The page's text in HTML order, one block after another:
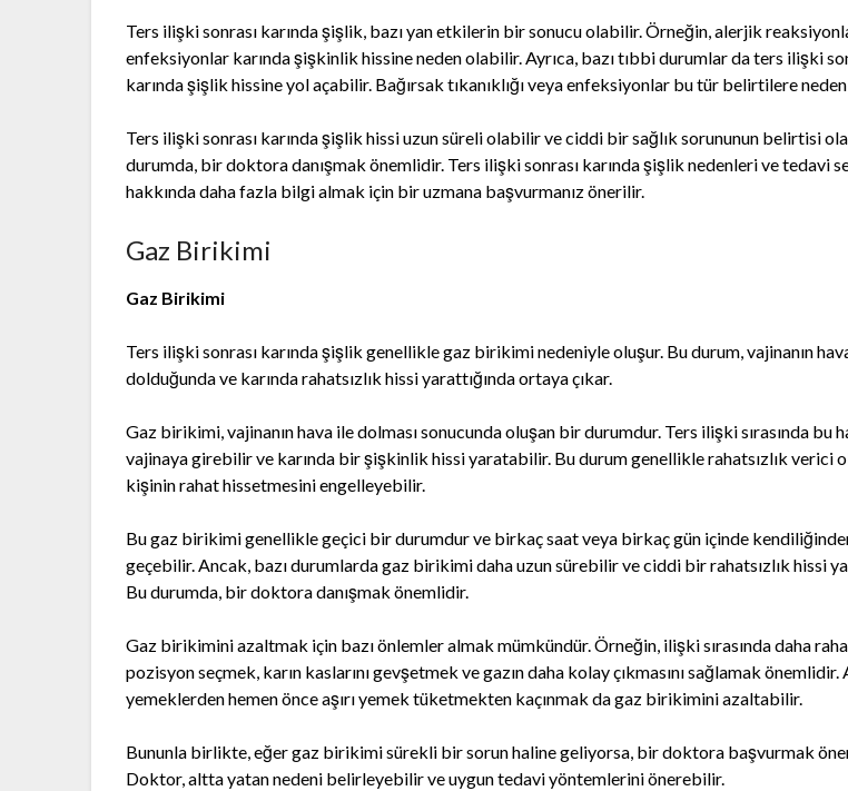
Ters ilişki sonrası karında şişlik, bazı yan etkilerin bir sonucu olabilir. Örneğin, alerjik
enfeksiyonlar karında şişkinlik hissine neden olabilir. Ayrıca, bazı tıbbi durumlar da ters ilişki
karında şişlik hissine yol açabilir. Bağırsak tıkanıklığı veya enfeksiyonlar bu tür belirtilere
Ters ilişki sonrası karında şişlik hissi uzun süreli olabilir ve ciddi bir sağlık sorununun belirtisi
durumda, bir doktora danışmak önemlidir. Ters ilişki sonrası karında şişlik nedenleri ve tedavi
hakkında daha fazla bilgi almak için bir uzmana başvurmanız önerilir.
Gaz Birikimi
Gaz Birikimi
Ters ilişki sonrası karında şişlik genellikle gaz birikimi nedeniyle oluşur. Bu durum, vajinanın
dolduğunda ve karında rahatsızlık hissi yarattığında ortaya çıkar.
Gaz birikimi, vajinanın hava ile dolması sonucunda oluşan bir durumdur. Ters ilişki sırasında bu
vajinaya girebilir ve karında bir şişkinlik hissi yaratabilir. Bu durum genellikle rahatsızlık verici
kişinin rahat hissetmesini engelleyebilir.
Bu gaz birikimi genellikle geçici bir durumdur ve birkaç saat veya birkaç gün içinde
geçebilir. Ancak, bazı durumlarda gaz birikimi daha uzun sürebilir ve ciddi bir rahatsızlık hissi
Bu durumda, bir doktora danışmak önemlidir.
Gaz birikimini azaltmak için bazı önlemler almak mümkündür. Örneğin, ilişki sırasında daha
pozisyon seçmek, karın kaslarını gevşetmek ve gazın daha kolay çıkmasını sağlamak önemlidir.
yemeklerden hemen önce aşırı yemek tüketmekten kaçınmak da gaz birikimini azaltabilir.
Bununla birlikte, eğer gaz birikimi sürekli bir sorun haline geliyorsa, bir doktora başvurmak
Doktor, altta yatan nedeni belirleyebilir ve uygun tedavi yöntemlerini önerebilir.